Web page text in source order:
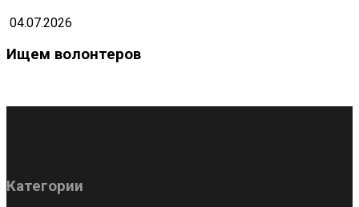
04.07.2026
Ищем волонтеров
Категории